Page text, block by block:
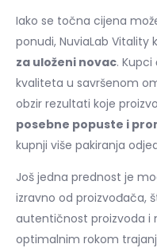
Iako se točna cijena
ponudi, NuviaLab Vitality
za uloženi novac.
kvaliteta u savršenom
obzir rezultati koje
posebne popuste i
kupnji više pakiranja
Još jedna prednost je
izravno od proizvođača,
autentičnost proizvoda i
optimalnim rokom